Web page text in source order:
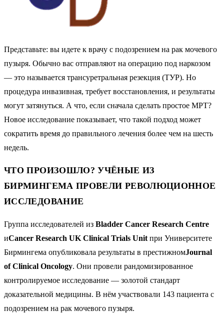
Представьте: вы идете к врачу с подозрением на рак мочевого
пузыря. Обычно вас отправляют на операцию под наркозом
— это называется трансуретральная резекция (ТУР). Но
процедура инвазивная, требует восстановления, и результаты
могут затянуться. А что, если сначала сделать простое МРТ?
Новое исследование показывает, что такой подход может
сократить время до правильного лечения более чем на шесть
недель.
ЧТО ПРОИЗОШЛО? УЧЁНЫЕ ИЗ
БИРМИНГЕМА ПРОВЕЛИ РЕВОЛЮЦИОННОЕ
ИССЛЕДОВАНИЕ
Группа исследователей из Bladder Cancer Research Centre
иCancer Research UK Clinical Trials Unit при Университете
Бирмингема опубликовала результаты в престижномJournal
of Clinical Oncology. Они провели рандомизированное
контролируемое исследование — золотой стандарт
доказательной медицины. В нём участвовали 143 пациента с
подозрением на рак мочевого пузыря.